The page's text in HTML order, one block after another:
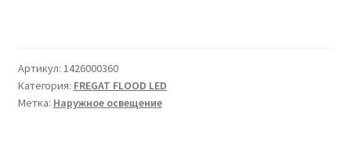
Артикул: 1426000360
Категория: FREGAT FLOOD LED
Метка: Наружное освещение